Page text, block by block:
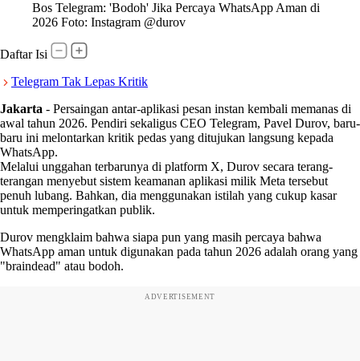
Bos Telegram: 'Bodoh' Jika Percaya WhatsApp Aman di
2026 Foto: Instagram @durov
Daftar Isi
Telegram Tak Lepas Kritik
Jakarta - Persaingan antar-aplikasi pesan instan kembali memanas di
awal tahun 2026. Pendiri sekaligus CEO Telegram, Pavel Durov, baru-
baru ini melontarkan kritik pedas yang ditujukan langsung kepada
WhatsApp.
Melalui unggahan terbarunya di platform X, Durov secara terang-
terangan menyebut sistem keamanan aplikasi milik Meta tersebut
penuh lubang. Bahkan, dia menggunakan istilah yang cukup kasar
untuk memperingatkan publik.
Durov mengklaim bahwa siapa pun yang masih percaya bahwa
WhatsApp aman untuk digunakan pada tahun 2026 adalah orang yang
"braindead" atau bodoh.
ADVERTISEMENT